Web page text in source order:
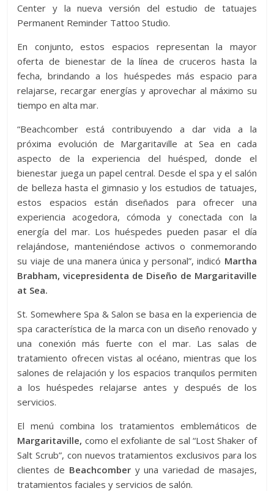
Center y la nueva versión del estudio de tatuajes
Permanent Reminder Tattoo Studio.
En conjunto, estos espacios representan la mayor
oferta de bienestar de la línea de cruceros hasta la
fecha, brindando a los huéspedes más espacio para
relajarse, recargar energías y aprovechar al máximo su
tiempo en alta mar.
“Beachcomber está contribuyendo a dar vida a la
próxima evolución de Margaritaville at Sea en cada
aspecto de la experiencia del huésped, donde el
bienestar juega un papel central. Desde el spa y el salón
de belleza hasta el gimnasio y los estudios de tatuajes,
estos espacios están diseñados para ofrecer una
experiencia acogedora, cómoda y conectada con la
energía del mar. Los huéspedes pueden pasar el día
relajándose, manteniéndose activos o conmemorando
su viaje de una manera única y personal”, indicó Martha
Brabham, vicepresidenta de Diseño de Margaritaville
at Sea.
St. Somewhere Spa & Salon se basa en la experiencia de
spa característica de la marca con un diseño renovado y
una conexión más fuerte con el mar. Las salas de
tratamiento ofrecen vistas al océano, mientras que los
salones de relajación y los espacios tranquilos permiten
a los huéspedes relajarse antes y después de los
servicios.
El menú combina los tratamientos emblemáticos de
Margaritaville, como el exfoliante de sal “Lost Shaker of
Salt Scrub”, con nuevos tratamientos exclusivos para los
clientes de Beachcombery una variedad de masajes,
tratamientos faciales y servicios de salón.